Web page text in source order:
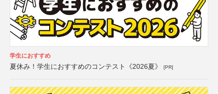
学生におすすめ
夏休み！学生におすすめのコンテスト《2026夏》 [PR]